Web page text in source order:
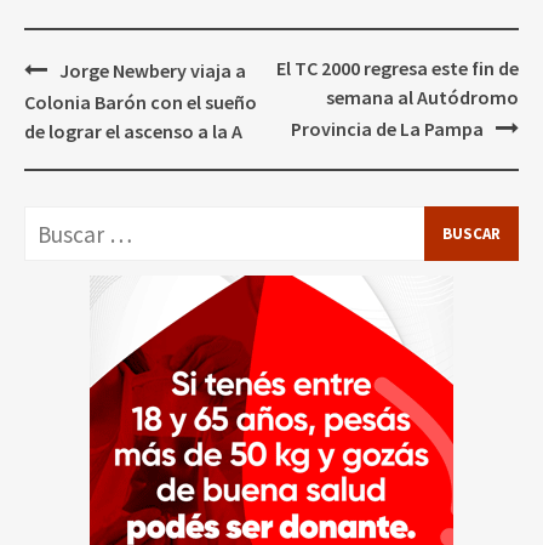
Navegación
de
entradas
Jorge Newbery viaja a
Colonia Barón con el sueño
de lograr el ascenso a la A
El TC 2000 regresa este fin de
semana al Autódromo
Provincia de La Pampa
Buscar: